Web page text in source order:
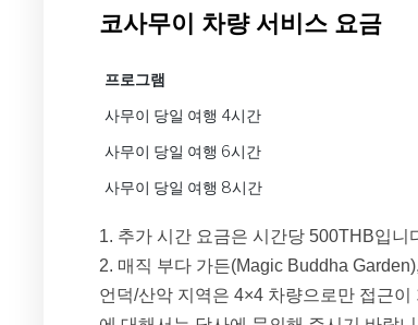
코사무이 차량 서비스 요금
프로그램
프로그램
사무이 당일 여행 4시간
사무이 당일 여행 6시간
사무이 당일 여행 8시간
1. 추가 시간 요금은 시간당 500THB입니
2. 매직 부다 가든(Magic Buddha
언덕/산악 지역은 4×4 차량으로만 접근